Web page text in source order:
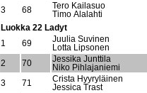
3
68
Tero Kailasuo
Timo Alalahti
Luokka 22 Ladyt
1
69
Juulia Suvinen
Lotta Lipsonen
2
70
Jessika Junttila
Niko Pihlajaniemi
3
71
Crista Hyyryläinen
Jessica Trast